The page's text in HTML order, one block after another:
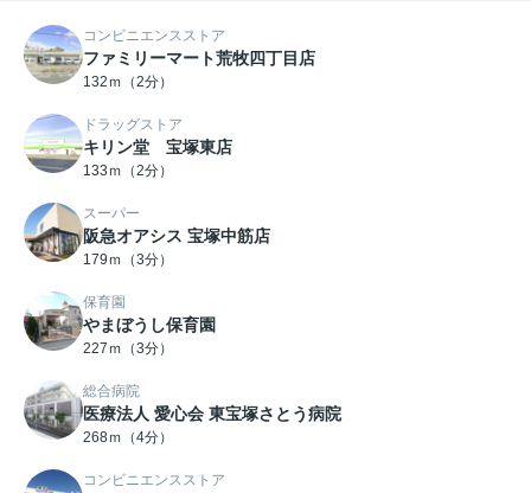
コンビニエンスストア
ファミリーマート荒牧四丁目店
132ｍ（2分）
ドラッグストア
キリン堂 宝塚東店
133ｍ（2分）
スーパー
阪急オアシス 宝塚中筋店
179ｍ（3分）
保育園
やまぼうし保育園
227ｍ（3分）
総合病院
医療法人 愛心会 東宝塚さとう病院
268ｍ（4分）
コンビニエンスストア